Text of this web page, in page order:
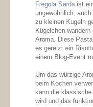
Fregola Sardaist
ungewöhnlich,
zu kleinen Kugeln
Kügelchen
Aroma. Diese
es gereizt ein
einem Blog-Event
Um das würzige
beim Kochen
kann die
wird und das